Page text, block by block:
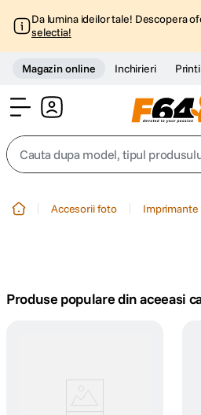
Da lumina ideilor tale! Descopera
selectia!
Magazin online Inchirieri
Cauta dupa model, tipul produsului,
trepied telefon
canon sx740 hs
Accesorii foto Imprimante
Produse populare din aceeasi